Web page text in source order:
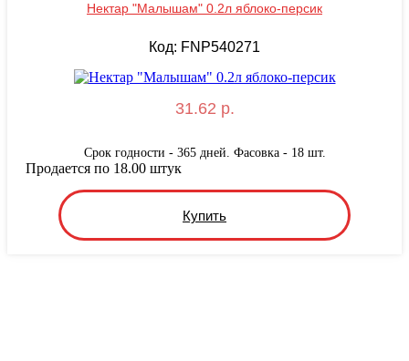
Нектар "Малышам" 0.2л яблоко-персик
Код: FNP540271
31.62 р.
Срок годности - 365 дней. Фасовка - 18 шт.
Купить
Продается по 18.00 штук